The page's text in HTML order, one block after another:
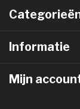
Informatie
Mijn